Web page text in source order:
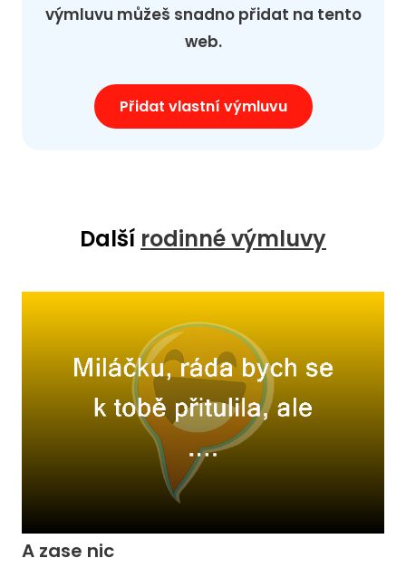
výmluvu můžeš snadno přidat na tento
web.
Přidat vlastní výmluvu
Další rodinné výmluvy
A zase nic